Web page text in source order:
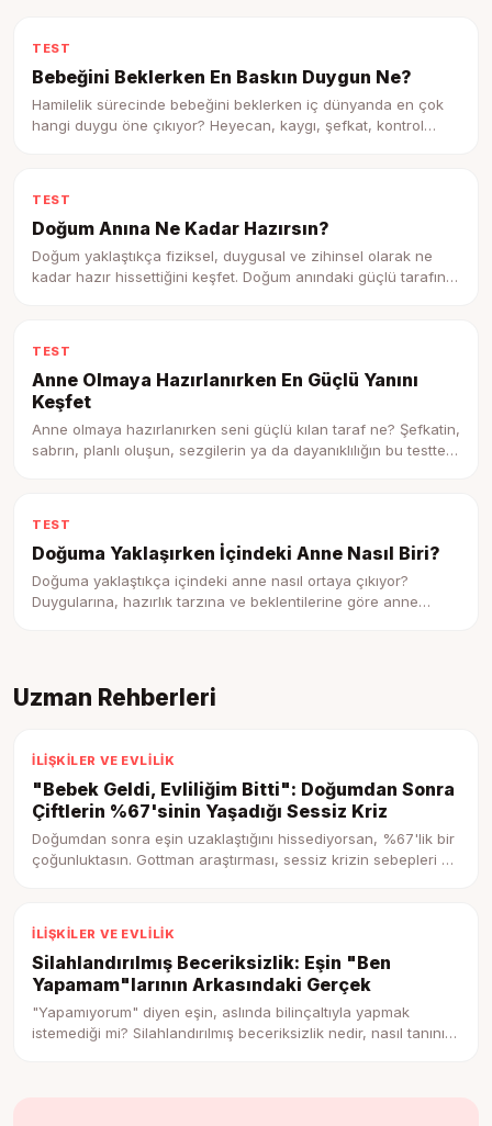
TEST
Bebeğini Beklerken En Baskın Duygun Ne?
Hamilelik sürecinde bebeğini beklerken iç dünyanda en çok
hangi duygu öne çıkıyor? Heyecan, kaygı, şefkat, kontrol
TEST
Doğum Anına Ne Kadar Hazırsın?
Doğum yaklaştıkça fiziksel, duygusal ve zihinsel olarak ne
kadar hazır hissettiğini keşfet. Doğum anındaki güçlü tarafını
TEST
Anne Olmaya Hazırlanırken En Güçlü Yanını
Keşfet
Anne olmaya hazırlanırken seni güçlü kılan taraf ne? Şefkatin,
sabrın, planlı oluşun, sezgilerin ya da dayanıklılığın bu testte
TEST
Doğuma Yaklaşırken İçindeki Anne Nasıl Biri?
Doğuma yaklaştıkça içindeki anne nasıl ortaya çıkıyor?
Duygularına, hazırlık tarzına ve beklentilerine göre anne
Uzman Rehberleri
İLIŞKILER VE EVLILIK
"Bebek Geldi, Evliliğim Bitti": Doğumdan Sonra
Çiftlerin %67'sinin Yaşadığı Sessiz Kriz
Doğumdan sonra eşin uzaklaştığını hissediyorsan, %67'lik bir
çoğunluktasın. Gottman araştırması, sessiz krizin sebepleri ve
İLIŞKILER VE EVLILIK
Silahlandırılmış Beceriksizlik: Eşin "Ben
Yapamam"larının Arkasındaki Gerçek
"Yapamıyorum" diyen eşin, aslında bilinçaltıyla yapmak
istemediği mi? Silahlandırılmış beceriksizlik nedir, nasıl tanınır